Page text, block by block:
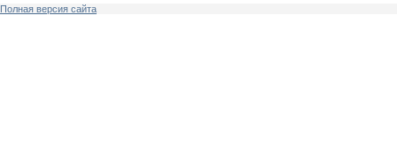
Полная версия сайта